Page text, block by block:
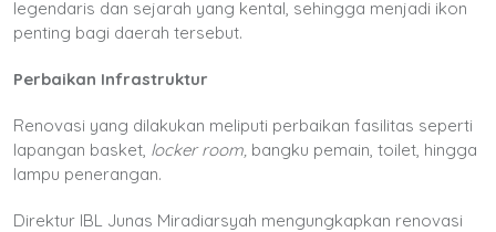
legendaris dan sejarah yang kental, sehingga menjadi ikon
penting bagi daerah tersebut.
Perbaikan Infrastruktur
Renovasi yang dilakukan meliputi perbaikan fasilitas seperti
lapangan basket, locker room, bangku pemain, toilet, hingga
lampu penerangan.
Direktur IBL Junas Miradiarsyah mengungkapkan renovasi